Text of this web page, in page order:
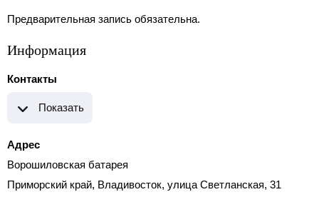
Предварительная запись обязательна.
Информация
Контакты
Показать
Адрес
Ворошиловская батарея
Приморский край, Владивосток, улица Светланская, 31